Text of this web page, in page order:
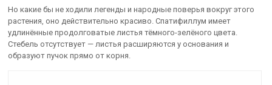
Но какие бы не ходили легенды и народные поверья вокруг этого
растения, оно действительно красиво. Спатифиллум имеет
удлинённые продолговатые листья тёмного-зелёного цвета.
Стебель отсутствует — листья расширяются у основания и
образуют пучок прямо от корня.